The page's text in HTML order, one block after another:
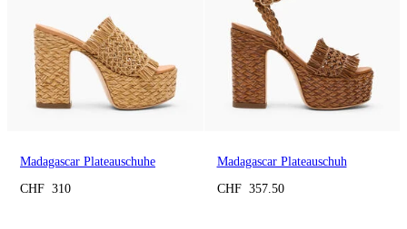
Madagascar Plateauschuhe
CHF 310
Madagascar Plateauschuh
CHF 357.50